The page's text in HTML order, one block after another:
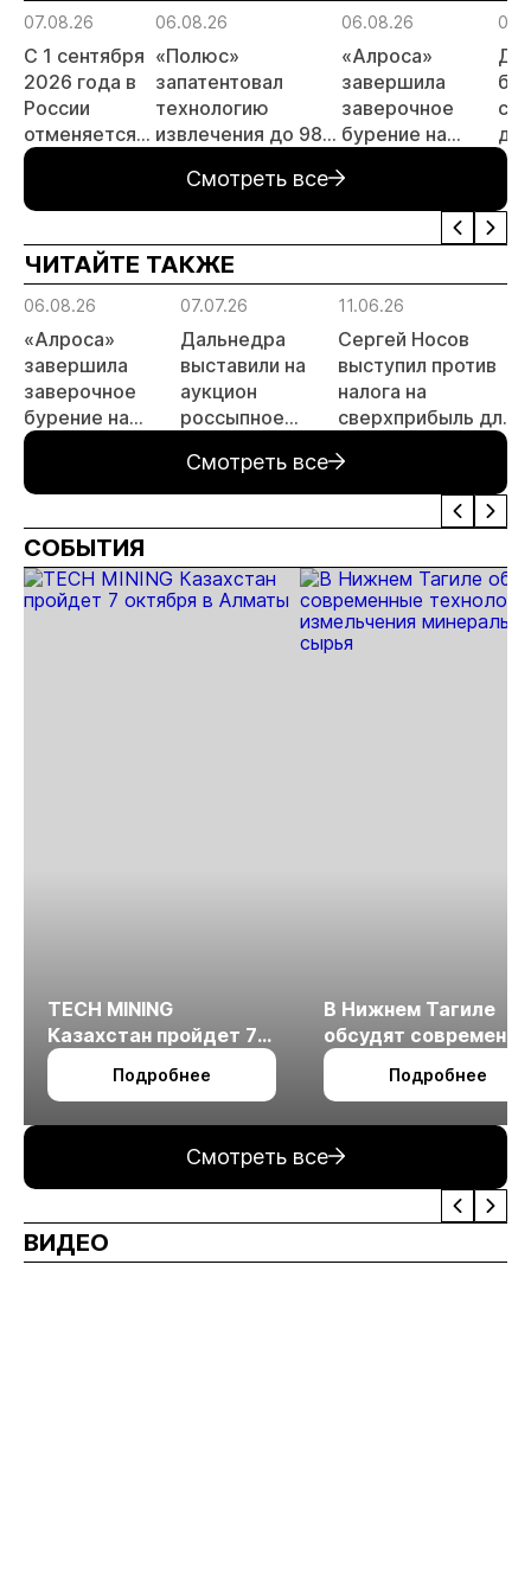
07.08.26
С 1 сентября
2026 года в
России
отменяется
заявительный
россыпи:
риски и
прогнозы для
МСБ
06.08.26
«Полюс»
запатентовал
технологию
извлечения до 98%
металлургического
шлака
06.08.26
«Алроса»
завершила
заверочное
бурение на
месторождении
Дегдекан
Смотреть все
ЧИТАЙТЕ ТАКЖЕ
06.08.26
«Алроса»
завершила
заверочное
бурение на
золоторудном
Дегдекан
07.07.26
Дальнедра
выставили на
аукцион
россыпное
«ручей Сударь»
на Колыме с
11.06.26
Сергей Носов
выступил против
налога на
сверхприбыль для
золотодобытчиков
Смотреть все
СОБЫТИЯ
TECH MINING
Казахстан пройдет 7
октября в Алматы
Подробнее
В Нижнем Тагиле
обсудят
технологии
измельчения
Подробнее
Смотреть все
ВИДЕО